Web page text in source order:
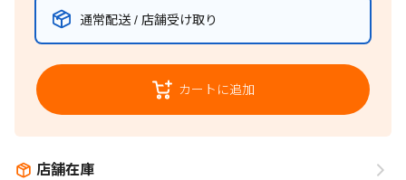
通常配送 / 店舗受け取り
カートに追加
店舗在庫